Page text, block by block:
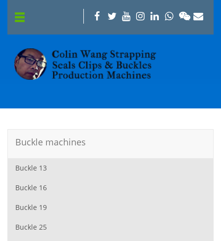
Buckle machines
Buckle 13
Buckle 16
Buckle 19
Buckle 25